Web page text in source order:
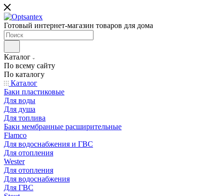
Готовый интернет-магазин товаров для дома
Каталог
По всему сайту
По каталогу
Каталог
Баки пластиковые
Для воды
Для душа
Для топлива
Баки мембранные расширительные
Flamco
Для водоснабжения и ГВС
Для отопления
Wester
Для отопления
Для водоснабжения
Для ГВС